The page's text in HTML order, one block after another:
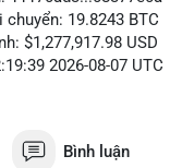
19.8243 BTC
$1,277,917.98 USD
2026-08-07 UTC
20 BTC trị giá hơn 1.27
về chuyển ví lạnh để
Bình luận